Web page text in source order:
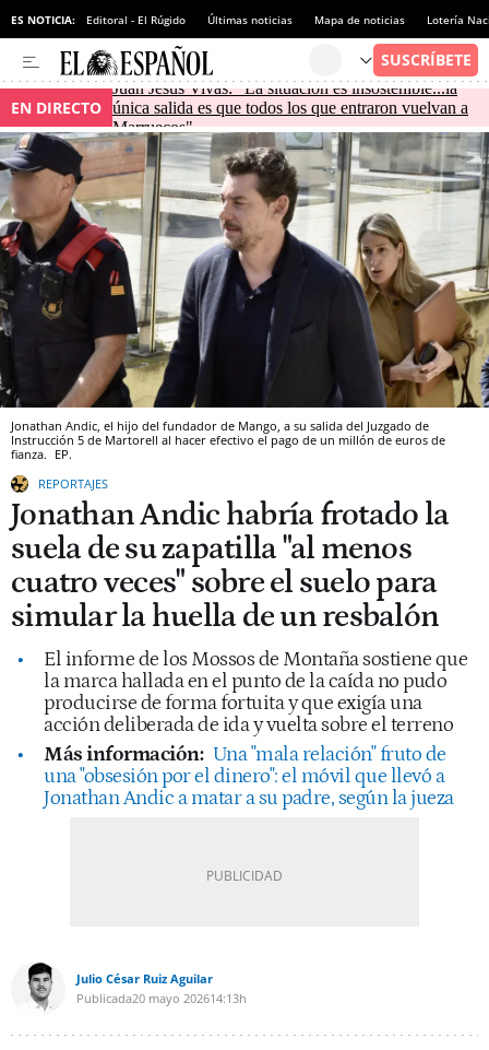
ES NOTICIA: Editoral - El Rúgido Últimas noticias Mapa de noticias Lotería
EN DIRECTO
Juan Jesús Vivas: "La situación es insostenible...la
única salida es que todos los que entraron vuelvan a
Marruecos"
Jonathan Andic, el hijo del fundador de Mango, a su salida del Juzgado de
Instrucción 5 de Martorell al hacer efectivo el pago de un millón de euros de
fianza. EP.
REPORTAJES
Jonathan Andic habría frotado la
suela de su zapatilla "al menos
cuatro veces" sobre el suelo para
simular la huella de un resbalón
El informe de los Mossos de Montaña sostiene que
la marca hallada en el punto de la caída no pudo
producirse de forma fortuita y que exigía una
acción deliberada de ida y vuelta sobre el terreno
Más información: Una "mala relación" fruto de
una "obsesión por el dinero": el móvil que llevó a
Jonathan Andic a matar a su padre, según la jueza
Julio César Ruiz Aguilar
Publicada20 mayo 202614:13h